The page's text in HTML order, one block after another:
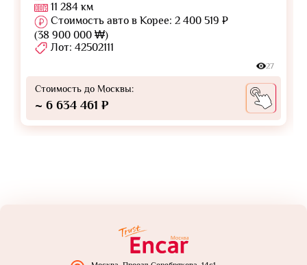
11 284 км
Стоимость авто в Корее: 2 400 519 ₽
(38 900 000 ₩)
Лот: 42502111
27
Стоимость до Москвы:
~ 6 634 461 ₽